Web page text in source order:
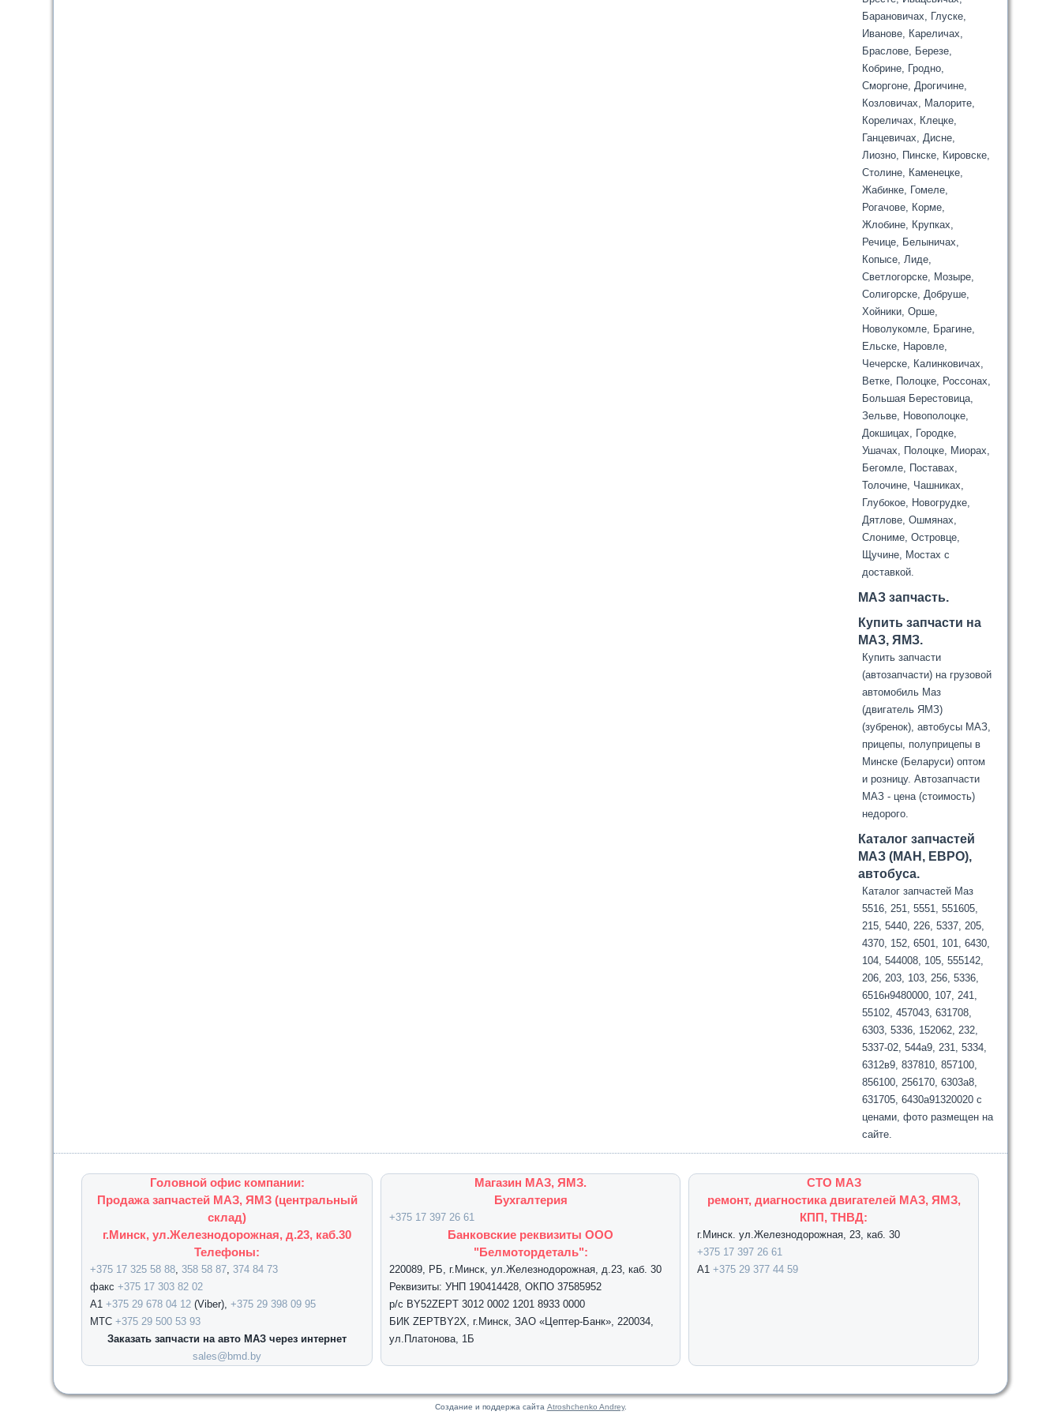
Барановичах, Глуске,
Иванове, Кареличах,
Браслове, Березе,
Кобрине, Гродно,
Сморгоне, Дрогичине,
Козловичах, Малорите,
Кореличах, Клецке,
Ганцевичах, Дисне,
Лиозно, Пинске, Кировске,
Столине, Каменецке,
Жабинке, Гомеле,
Рогачове, Корме,
Жлобине, Крупках,
Речице, Белыничах,
Копысе, Лиде,
Светлогорске, Мозыре,
Солигорске, Добруше,
Хойники, Орше,
Новолукомле, Брагине,
Ельске, Наровле,
Чечерске, Калинковичах,
Ветке, Полоцке, Россонах,
Большая Берестовица,
Зельве, Новополоцке,
Докшицах, Городке,
Ушачах, Полоцке, Миорах,
Бегомле, Поставах,
Толочине, Чашниках,
Глубокое, Новогрудке,
Дятлове, Ошмянах,
Слониме, Островце,
Щучине, Мостах с
доставкой.
МАЗ запчасть.
Купить запчасти на
МАЗ, ЯМЗ.
Купить запчасти
(автозапчасти) на грузовой
автомобиль Маз
(двигатель ЯМЗ)
(зубренок), автобусы МАЗ,
прицепы, полуприцепы в
Минске (Беларуси) оптом
и розницу. Автозапчасти
МАЗ - цена (стоимость)
недорого.
Каталог запчастей
МАЗ (МАН, ЕВРО),
автобуса.
Каталог запчастей Маз
5516, 251, 5551, 551605,
215, 5440, 226, 5337, 205,
4370, 152, 6501, 101, 6430,
104, 544008, 105, 555142,
206, 203, 103, 256, 5336,
6516н9480000, 107, 241,
55102, 457043, 631708,
6303, 5336, 152062, 232,
5337-02, 544а9, 231, 5334,
6312в9, 837810, 857100,
856100, 256170, 6303а8,
631705, 6430а91320020 с
ценами, фото размещен на
сайте.
Головной офис компании:
Продажа запчастей МАЗ, ЯМЗ (центральный
склад)
г.Минск, ул.Железнодорожная, д.23, каб.30
Телефоны:
+375 17 325 58 88, 358 58 87, 374 84 73
факс+375 17 303 82 02
А1+375 29 678 04 12 (Viber),+375 29 398 09 95
МТС+375 29 500 53 93
Заказать запчасти на авто МАЗ через интернет
sales@bmd.by
Магазин МАЗ, ЯМЗ.
Бухгалтерия
+375 17 397 26 61
Банковские реквизиты ООО
"Белмотордеталь":
220089, РБ, г.Минск, ул.Железнодорожная, д.23, каб. 30
Реквизиты: УНП 190414428, ОКПО 37585952
р/с BY52ZEPT 3012 0002 1201 8933 0000
БИК ZEPTBY2X, г.Минск, ЗАО «Цептер-Банк», 220034,
ул.Платонова, 1Б
СТО МАЗ
ремонт, диагностика двигателей МАЗ, ЯМЗ,
КПП, ТНВД:
г.Минск. ул.Железнодорожная, 23, каб. 30
+375 17 397 26 61
А1+375 29 377 44 59
Создание и поддержа сайта Atroshchenko Andrey.